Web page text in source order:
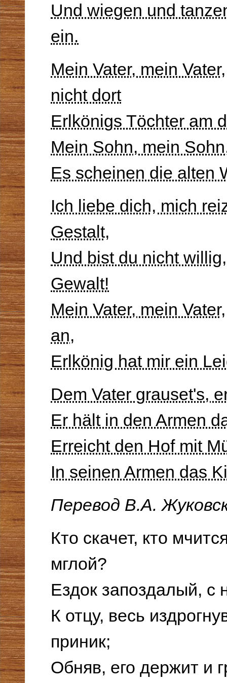
Und wiegen und
ein.
Mein Vater, mein
nicht dort
Erlkönigs Töchter am
Mein Sohn, mein
Es scheinen die alten
Ich liebe dich, mich
Gestalt,
Und bist du nicht
Gewalt!
Mein Vater, mein
an,
Erlkönig hat mir ein
Dem Vater grauset's,
Er hält in den Armen
Erreicht den Hof mit
In seinen Armen das
Перевод В.А.
Кто скачет, кто
мглой?
Ездок запоздалый, с
К отцу, весь
приник;
Обняв, его держит и